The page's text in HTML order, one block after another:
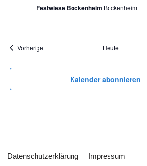
Festwiese Bockenheim Bockenheim
VorherigeVeranstaltungen Heute
Kalender abonnieren
Datenschutzerklärung Impressum